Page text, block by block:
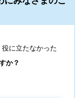
役に立たなかった
か？